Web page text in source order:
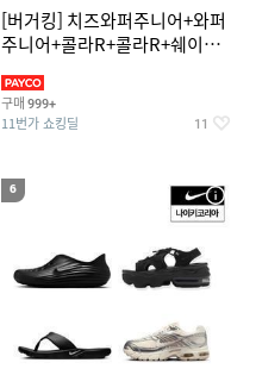
[버거킹] 치즈와퍼주니어+와퍼
주니어+콜라R+콜라R+쉐이킹
구매 999+
11번가 쇼킹딜 11
6